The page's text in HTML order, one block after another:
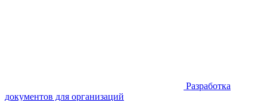
Разработка
документов для организаций